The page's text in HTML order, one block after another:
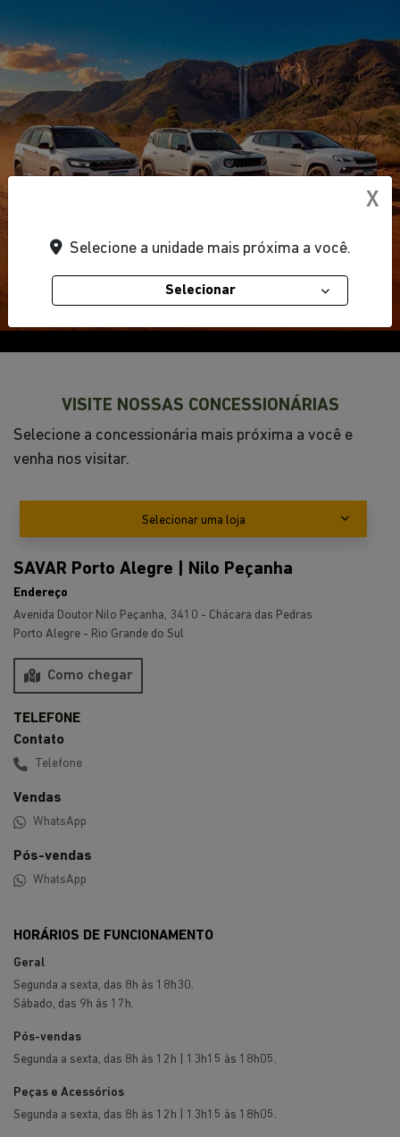
VISITE NOSSAS CONCESSIONÁRIAS
Selecione a concessionária mais próxima a você e
venha nos visitar.
Selecionar uma loja
SAVAR Porto Alegre | Nilo Peçanha
Endereço
Avenida Doutor Nilo Peçanha, 3410 - Chácara das Pedras
Porto Alegre - Rio Grande do Sul
Como chegar
Contato
Telefone
Vendas
WhatsApp
Pós-vendas
WhatsApp
HORÁRIOS DE FUNCIONAMENTO
Geral
Segunda a sexta, das 8h às 18h30.
Sábado, das 9h às 17h.
Pós-vendas
Segunda a sexta, das 8h às 12h | 13h15 às 18h05.
Peças e Acessórios
Segunda a sexta, das 8h às 12h | 13h15 às 18h05.
X
Selecione a unidade mais próxima a você.
Selecionar